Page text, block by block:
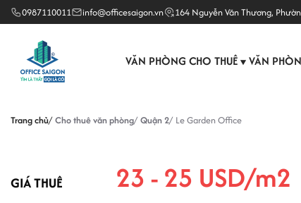
0987110011 info@officesaigon.vn 164 Nguyễn Văn Thương,
VĂN PHÒNG CHO THUÊ ▼ VĂN
Trang chủ Cho thuê văn phòng Quận 2 Le Garden Office
GIÁ THUÊ 23 - 25 USD/m2